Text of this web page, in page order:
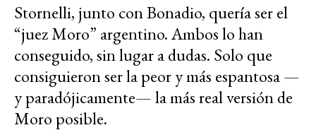
Stornelli, junto con Bonadio, quería ser el
“juez Moro” argentino. Ambos lo han
conseguido, sin lugar a dudas. Solo que
consiguieron ser la peor y más espantosa —
y paradójicamente— la más real versión de
Moro posible.